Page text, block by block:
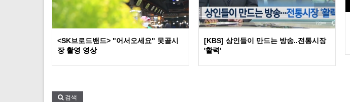
<SK브로드밴드> "어서오세요" 못골시
장 촬영 영상
[KBS] 상인들이 만드는 방송..전통시장
'활력'
검색